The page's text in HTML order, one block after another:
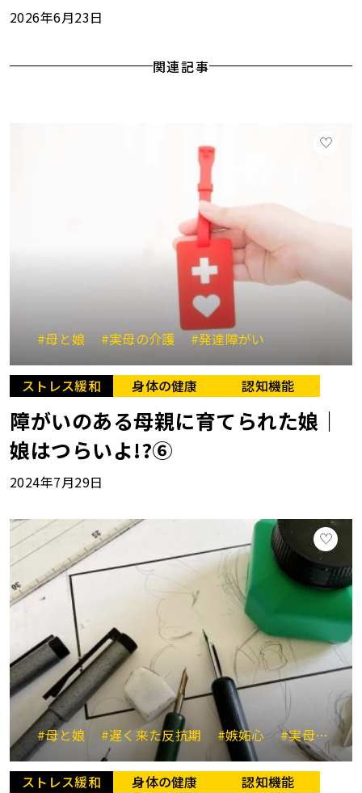
2026年6月23日
関連記事
#母と娘 #実母の介護 #発達障がい
ストレス緩和 身体の健康 認知機能
障がいのある母親に育てられた娘｜
娘はつらいよ!?⑥
2024年7月29日
#母と娘 #遅く来た反抗期 #嫉妬心 #実母と義母
ストレス緩和 身体の健康
認知機能